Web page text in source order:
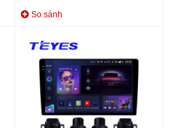
So sánh